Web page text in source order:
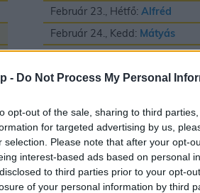
- Do Not Process My Personal
opt-out of the sale, sharing to third
for targeted advertising by us,
selection. Please note that after your opt-
interest-based ads based on personal
to third parties prior to your opt-
of your personal information by third
Február 23., Hétfő: Alfréd
Február 24., Kedd: Mátyás
Február 25., Szerda:Géza
Február 26., Csütörtök:Edina
Február 28., Szombat:
Elemér